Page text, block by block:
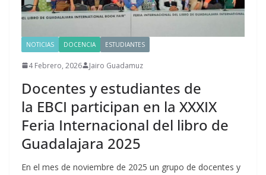
NOTICIAS DOCENCIA ESTUDIANTES
4 Febrero, 2026 Jairo Guadamuz
Docentes y estudiantes de
la EBCI participan en la XXXIX
Feria Internacional del libro de
Guadalajara 2025
En el mes de noviembre de 2025 un grupo de docentes y